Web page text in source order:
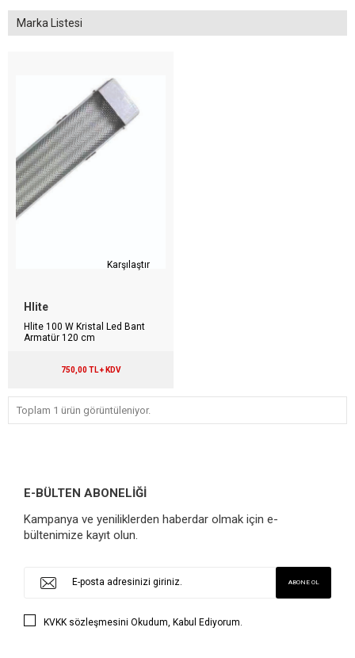
Marka Listesi
Karşılaştır
Hlite
Hlite 100 W Kristal Led Bant
Armatür 120 cm
750,00 TL + KDV
Toplam 1 ürün görüntüleniyor.
E-BÜLTEN ABONELİĞİ
Kampanya ve yeniliklerden haberdar olmak için e-
bültenimize kayıt olun.
KVKK sözleşmesini Okudum, Kabul Ediyorum.